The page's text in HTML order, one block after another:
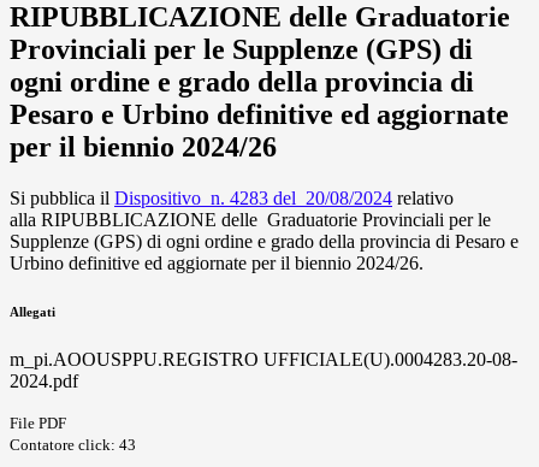
RIPUBBLICAZIONE delle Graduatorie
Provinciali per le Supplenze (GPS) di
ogni ordine e grado della provincia di
Pesaro e Urbino definitive ed aggiornate
per il biennio 2024/26
Si pubblica il Dispositivo n. 4283 del 20/08/2024 relativo
alla RIPUBBLICAZIONE delle Graduatorie Provinciali per le
Supplenze (GPS) di ogni ordine e grado della provincia di Pesaro e
Urbino definitive ed aggiornate per il biennio 2024/26.
Allegati
m_pi.AOOUSPPU.REGISTRO UFFICIALE(U).0004283.20-08-
2024.pdf
File PDF
Contatore click: 43